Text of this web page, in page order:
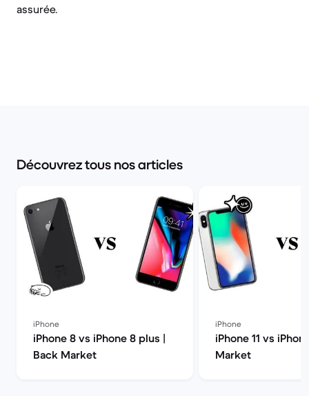
assurée.
Découvrez tous nos articles
iPhone
iPhone 8 vs iPhone 8 plus |
Back Market
iPhone
iPhone 11 vs
Market